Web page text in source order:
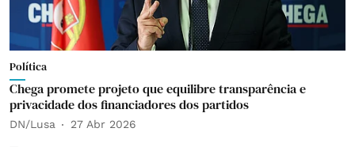
Política
Chega promete projeto que equilibre transparência e
privacidade dos financiadores dos partidos
DN/Lusa 27 Abr 2026